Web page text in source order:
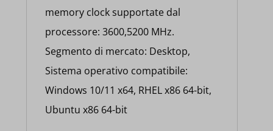
memory clock supportate dal
processore: 3600,5200 MHz.
Segmento di mercato: Desktop,
Sistema operativo compatibile:
Windows 10/11 x64, RHEL x86 64-bit,
Ubuntu x86 64-bit